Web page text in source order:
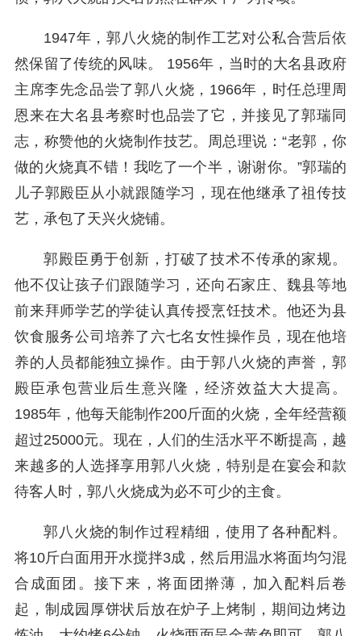
1947年，郭八火烧的制作工艺对公私合营后依
然保留了传统的风味。 1956年，当时的大名县政府
主席李先念品尝了郭八火烧，1966年，时任总理周
恩来在大名县考察时也品尝了它，并接见了郭瑞同
志，称赞他的火烧制作技艺。周总理说：“老郭，你
做的火烧真不错！我吃了一个半，谢谢你。”郭瑞的
儿子郭殿臣从小就跟随学习，现在他继承了祖传技
艺，承包了天兴火烧铺。
郭殿臣勇于创新，打破了技术不传承的家规。
他不仅让孩子们跟随学习，还向石家庄、魏县等地
前来拜师学艺的学徒认真传授烹饪技术。他还为县
饮食服务公司培养了六七名女性操作员，现在他培
养的人员都能独立操作。由于郭八火烧的声誉，郭
殿臣承包营业后生意兴隆，经济效益大大提高。
1985年，他每天能制作200斤面的火烧，全年经营额
超过25000元。现在，人们的生活水平不断提高，越
来越多的人选择享用郭八火烧，特别是在宴会和款
待客人时，郭八火烧成为必不可少的主食。
郭八火烧的制作过程精细，使用了各种配料。
将10斤白面用开水搅拌3成，然后用温水将面均匀混
合成面团。接下来，将面团擀薄，加入配料后卷
起，制成园厚饼状后放在炉子上烤制，期间边烤边